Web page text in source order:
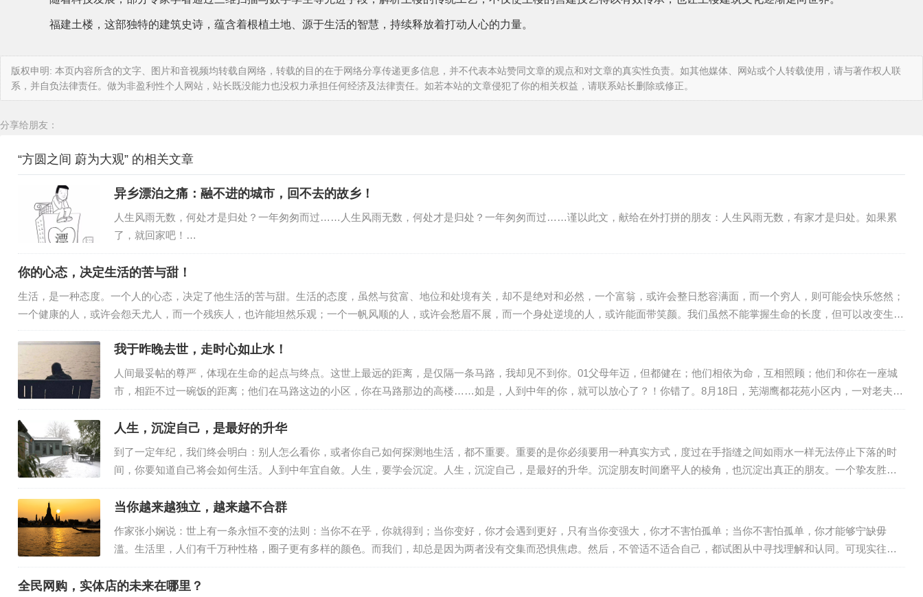
福建土楼，这部独特的建筑史诗，蕴含着根植土地、源于生活的智慧，持续释放着打动人心的力量。
版权申明: 本页内容所含的文字、图片和音视频均转载自网络，转载的目的在于网络分享传递更多信息，并不代表本站赞同文章的观点和对文章的真实性负责。如其他媒体、网站或个人转载使用，请与著作权人联
系，并自负法律责任。做为非盈利性个人网站，站长既没能力也没权力承担任何经济及法律责任。如若本站的文章侵犯了你的相关权益，请联系站长删除或修正。
分享给朋友：
“方圆之间 蔚为大观” 的相关文章
异乡漂泊之痛：融不进的城市，回不去的故乡！
人生风雨无数，何处才是归处？一年匆匆而过……人生风雨无数，何处才是归处？一年匆匆而过……谨以此文，献给在外打拼的朋友：人生风雨无数，有家才是归处。如果累
了，就回家吧！…
你的心态，决定生活的苦与甜！
生活，是一种态度。一个人的心态，决定了他生活的苦与甜。生活的态度，虽然与贫富、地位和处境有关，却不是绝对和必然，一个富翁，或许会整日愁容满面，而一个穷人，则可能会快乐悠然；
一个健康的人，或许会怨天尤人，而一个残疾人，也许能坦然乐观；一个一帆风顺的人，或许会愁眉不展，而一个身处逆境的人，或许能面带笑颜。我们虽然不能掌握生命的长度，但可以改变生命
的宽度；我们虽然不能改变自己的命运，但可以改变面对命运的心态。人的命运随着心态的好坏而改变。换个立场看人生，可以宽容大度的处世；换种心态看人生，可以将愁容改…
我于昨晚去世，走时心如止水！
人间最妥帖的尊严，体现在生命的起点与终点。这世上最远的距离，是仅隔一条马路，我却见不到你。01父母年迈，但都健在；他们相依为命，互相照顾；他们和你在一座城
市，相距不过一碗饭的距离；他们在马路这边的小区，你在马路那边的高楼……如是，人到中年的你，就可以放心了？！你错了。8月18日，芜湖鹰都花苑小区内，一对老夫妻
双双死亡多日后，才被闻到异味的邻居发现。生前，这对老夫妻养育两个儿子一个女儿，有着体面而有尊严的职业：老爷子是重点中学的老师，患有老年痴呆症；老太太是小
学教师，身体不太好。平日里，老两口相互…
人生，沉淀自己，是最好的升华
到了一定年纪，我们终会明白：别人怎么看你，或者你自己如何探测地生活，都不重要。重要的是你必须要用一种真实方式，度过在手指缝之间如雨水一样无法停止下落的时
间，你要知道自己将会如何生活。人到中年宜自敛。人生，要学会沉淀。人生，沉淀自己，是最好的升华。沉淀朋友时间磨平人的棱角，也沉淀出真正的朋友。一个挚友胜过
万贯家财。没有任何道路能通往真诚，因为真诚本身就是道路。朋友就像人民币，有真有假。假朋友在你没事的时候，会经常来找你；真朋友在你有事的时候，绝不会远离
你。真正的朋友，不在于花言巧语，而是关键时刻拉…
当你越来越独立，越来越不合群
作家张小娴说：世上有一条永恒不变的法则：当你不在乎，你就得到；当你变好，你才会遇到更好，只有当你变强大，你才不害怕孤单；当你不害怕孤单，你才能够宁缺毋
滥。生活里，人们有千万种性格，圈子更有多样的颜色。而我们，却总是因为两者没有交集而恐惧焦虑。然后，不管适不适合自己，都试图从中寻找理解和认同。可现实往往
是：越是靠近，越觉得空虚；越是依赖，越找不到方向。而当我们决定变得独立而勇敢，才是活出自我的真正开始。当你越来越独立，越来越不合群01少了迎合,多了自由最
近，《她的双重奏》节目，采访到了演员邓萃雯。…
全民网购，实体店的未来在哪里？